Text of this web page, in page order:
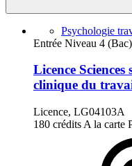
Psychologie
Entrée Niveau 4 (Bac)
Licence
clinique du
Licence, LG04103A
180 crédits A la carte